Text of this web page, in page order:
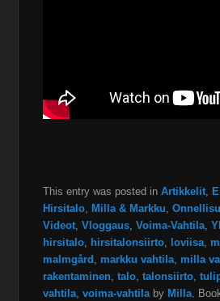
This entry was posted inArtikkelit
Hirsitalo Milla & Markku ,
Videot ,Vloggaus ,Voima-Vahtila ,
hirsitalo hirsitalonsiirto loviisa
malmgård
markku vahtila milla
rakentaminen ,talo ,talonsiirto ,
vahtila ,voima-vahtila by Milla .